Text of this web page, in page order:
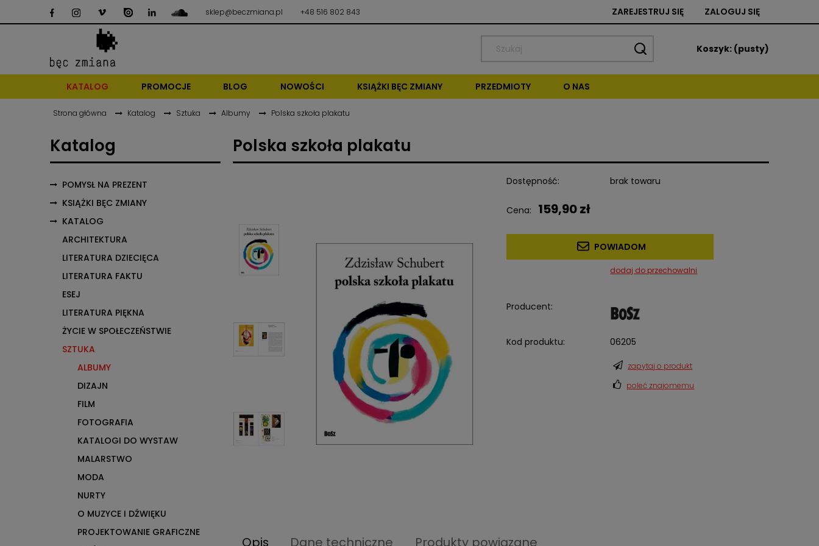
sklep@beczmiana.pl +48 516 802 843 ZAREJESTRUJ SIĘ ZALOGUJ SIĘ
Koszyk: (pusty)
KATALOG PROMOCJE BLOG NOWOŚCI KSIĄŻKI BĘC ZMIANY PRZEDMIOTY O NAS
Strona główna Katalog Sztuka Albumy Polska szkoła plakatu
Katalog
POMYSŁ NA PREZENT
KSIĄŻKI BĘC ZMIANY
KATALOG
ARCHITEKTURA
LITERATURA DZIECIĘCA
LITERATURA FAKTU
ESEJ
LITERATURA PIĘKNA
ŻYCIE W SPOŁECZEŃSTWIE
SZTUKA
ALBUMY
DIZAJN
FILM
FOTOGRAFIA
KATALOGI DO WYSTAW
MALARSTWO
MODA
NURTY
O MUZYCE I DŹWIĘKU
PROJEKTOWANIE GRAFICZNE
Polska szkoła plakatu
Dostępność: brak towaru
Cena: 159,90 zł
POWIADOM
dodaj do przechowalni
Producent:
Kod produktu: 06205
zapytaj o produkt
poleć znajomemu
Opis Dane techniczne Produkty powiązane